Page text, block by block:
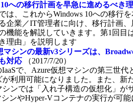
への移行計画を早急に進めるべき
は、これからWindows 10への移行
企業／IT管理者に向け、移行計画
機能を解説していきます。第1回目
理由」を説明します
マシンの最新v3シリーズは、
対応 （2017/7/20）
で、Azure仮想マシンの第三世代
利用可能になりました。また、新
シンでは「入れ子構造の仮想化」が
ンやHyper-Vコンテナの実行が可